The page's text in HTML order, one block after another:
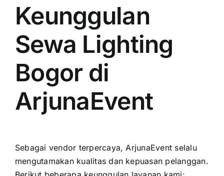
Keunggulan
Sewa Lighting
Bogor di
ArjunaEvent
Sebagai vendor terpercaya, ArjunaEvent selalu
mengutamakan kualitas dan kepuasan pelanggan.